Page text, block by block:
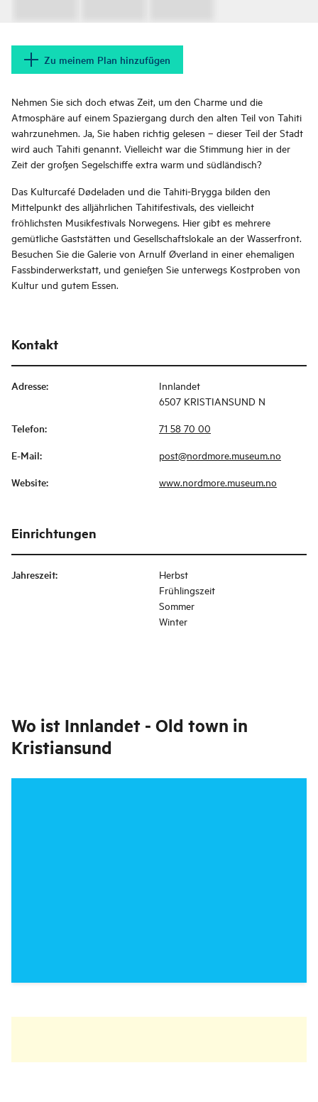
Zu meinem Plan hinzufügen
Nehmen Sie sich doch etwas Zeit, um den Charme und die
Atmosphäre auf einem Spaziergang durch den alten Teil von Tahiti
wahrzunehmen. Ja, Sie haben richtig gelesen – dieser Teil der Stadt
wird auch Tahiti genannt. Vielleicht war die Stimmung hier in der
Zeit der großen Segelschiffe extra warm und südländisch?
Das Kulturcafé Dødeladen und die Tahiti-Brygga bilden den
Mittelpunkt des alljährlichen Tahitifestivals, des vielleicht
fröhlichsten Musikfestivals Norwegens. Hier gibt es mehrere
gemütliche Gaststätten und Gesellschaftslokale an der Wasserfront.
Besuchen Sie die Galerie von Arnulf Øverland in einer ehemaligen
Fassbinderwerkstatt, und genießen Sie unterwegs Kostproben von
Kultur und gutem Essen.
Kontakt
Adresse:
Innlandet
6507 KRISTIANSUND N
Telefon: 71 58 70 00
E-Mail: post@nordmore.museum.no
Website: www.nordmore.museum.no
Einrichtungen
Jahreszeit:
Herbst
Frühlingszeit
Sommer
Winter
Wo ist Innlandet - Old town in
Kristiansund